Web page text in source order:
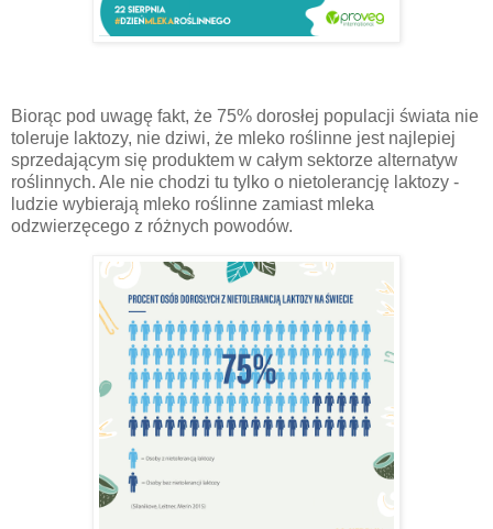
Biorąc pod uwagę fakt, że 75% dorosłej populacji świata nie
toleruje laktozy, nie dziwi, że mleko roślinne jest najlepiej
sprzedającym się produktem w całym sektorze alternatyw
roślinnych. Ale nie chodzi tu tylko o nietolerancję laktozy -
ludzie wybierają mleko roślinne zamiast mleka
odzwierzęcego z różnych powodów.